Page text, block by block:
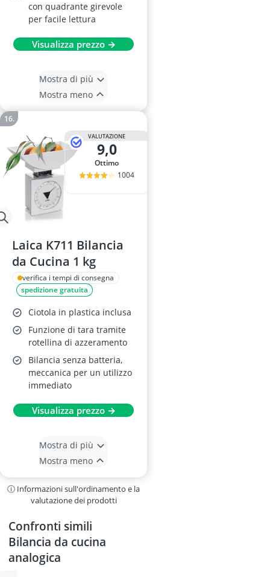
con quadrante girevole
per facile lettura
Visualizza prezzo →
Mostra di più
Mostra meno
VALUTAZIONE
9,0
Ottimo
1004
Laica K711 Bilancia
da Cucina 1 kg
verifica i tempi di consegna
spedizione gratuita
Ciotola in plastica inclusa
Funzione di tara tramite
rotellina di azzeramento
Bilancia senza batteria,
meccanica per un utilizzo
immediato
Visualizza prezzo →
Mostra di più
Mostra meno
ⓘ Informazioni sull'ordinamento e la
valutazione dei prodotti
Confronti simili
Bilancia da cucina
analogica